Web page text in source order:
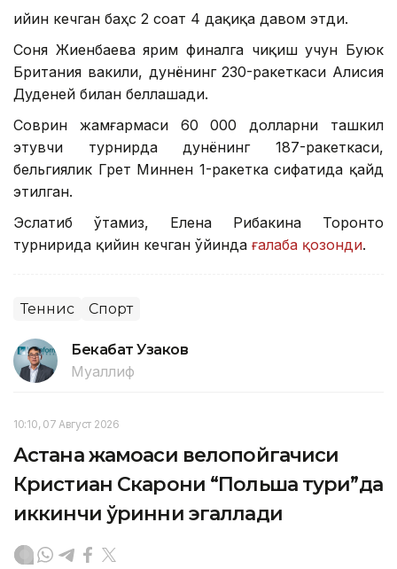
Қийин кечган баҳс 2 соат 4 дақиқа давом этди.
Соня Жиенбаева ярим финалга чиқиш учун Буюк
Британия вакили, дунёнинг 230-ракеткаси Алисия
Дуденей билан беллашади.
Соврин жамғармаси 60 000 долларни ташкил
этувчи турнирда дунёнинг 187-ракеткаси,
бельгиялик Грет Миннен 1-ракетка сифатида қайд
этилган.
Эслатиб ўтамиз, Елена Рибакина Торонто
турнирида қийин кечган ўйинда ғалаба қозонди.
Теннис Спорт
Бекабат Узаков
Муаллиф
10:10, 07 Август 2026
Астана жамоаси велопойгачиси
Кристиан Скарони “Польша тури”да
иккинчи ўринни эгаллади